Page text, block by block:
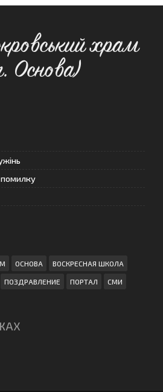
храм
Основа)
ОСНОВА ВОСКРЕСНАЯ ШКОЛА
ПОЗДРАВЛЕНИЕ ПОРТАЛ СМИ